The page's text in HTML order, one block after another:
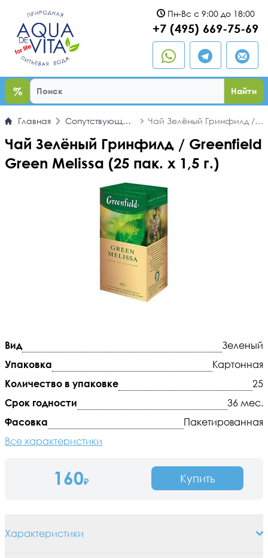
Пн-Вс с 9:00 до 18:00
+7 (495) 669-75-69
% Найти
Главная
Сопутствующие
Чай Зелёный Гринфилд /
(25 пак. х 1,5 г.)
Чай Зелёный Гринфилд / Greenfield
Green Melissa (25 пак. х 1,5 г.)
Вид
Зеленый
Упаковка
Картонная
Количество в упаковке
25
Срок годности
36 мес.
Фасовка
Пакетированная
Все характеристики
160₽ Купить
Характеристики